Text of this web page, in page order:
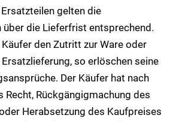
gelten die
über die Lieferfrist entsprechend.
den Zutritt zur Ware oder
so erlöschen seine
Der Käufer hat nach
Recht, Rückgängigmachung des
Herabsetzung des Kaufpreises